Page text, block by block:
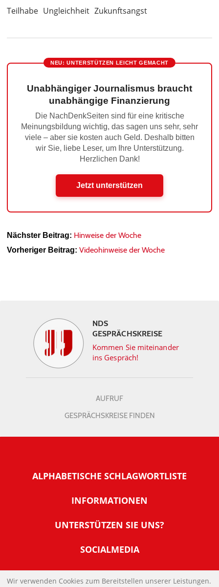
Teilhabe Ungleichheit Zukunftsangst
NEU: UNTERSTÜTZEN LEICHT GEMACHT
Unabhängiger Journalismus braucht
unabhängige Finanzierung
Die NachDenkSeiten sind für eine kritische
Meinungsbildung wichtig, das sagen uns sehr, sehr
viele – aber sie kosten auch Geld. Deshalb bitten
wir Sie, liebe Leser, um Ihre Unterstützung.
Herzlichen Dank!
Jetzt unterstützen
Nächster Beitrag: Hinweise der Woche
Vorheriger Beitrag: Videohinweise der Woche
NDS
GESPRÄCHSKREISE
Kommen Sie miteinander
ins Gespräch!
AUFRUF
GESPRÄCHSKREISE FINDEN
ALPHABETISCHE SCHLAGWORTLISTE
INFORMATIONEN
Warum NachDenkSeiten
Tipps zur Nutzung der NachDenkSeiten
Banner und E-Mail-Signaturen
UNTERSTÜTZEN SIE UNS?
Werden Sie Fördermitglied
SOCIALMEDIA
IMPRESSUM
Wir verwenden Cookies zum Bereitstellen unserer Leistungen.